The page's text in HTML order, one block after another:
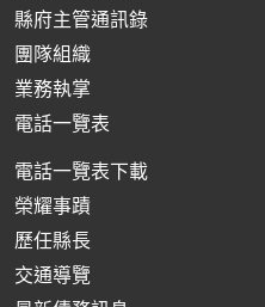
縣府主管通訊錄
團隊組織
業務執掌
電話一覽表
電話一覽表下載
榮耀事蹟
歷任縣長
交通導覽